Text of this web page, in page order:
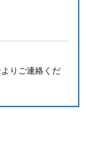
りご連絡くだ